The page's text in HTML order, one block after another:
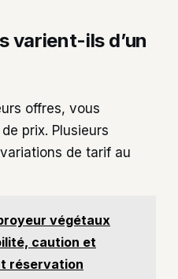
varient-ils d’un
offres, vous
prix. Plusieurs
de tarif au
végétaux
caution et
réservation